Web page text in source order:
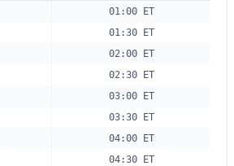
01:00 ET
01:30 ET
02:00 ET
02:30 ET
03:00 ET
03:30 ET
04:00 ET
04:30 ET